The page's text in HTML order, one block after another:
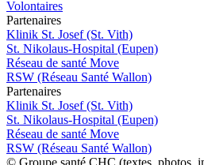
Volontaires
Partenaires
Klinik St. Josef (St. Vith)
St. Nikolaus-Hospital (Eupen)
Réseau de santé Move
RSW (Réseau Santé Wallon)
Partenaires
Klinik St. Josef (St. Vith)
St. Nikolaus-Hospital (Eupen)
Réseau de santé Move
RSW (Réseau Santé Wallon)